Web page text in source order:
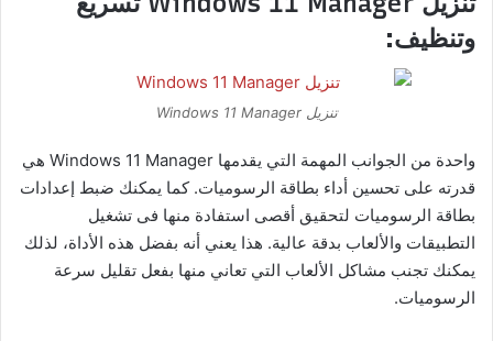
وتنظيف:
تنزيل Windows 11 Manager
واحدة من الجوانب المهمة التي يقدمها Windows 11 Manager هي
قدرته على تحسين أداء بطاقة الرسوميات. كما يمكنك ضبط إعدادات
بطاقة الرسوميات لتحقيق أقصى استفادة منها فى تشغيل
التطبيقات والألعاب بدقة عالية. هذا يعني أنه بفضل هذه الأداة، لذلك
يمكنك تجنب مشاكل الألعاب التي تعاني منها بفعل تقليل سرعة
الرسوميات.